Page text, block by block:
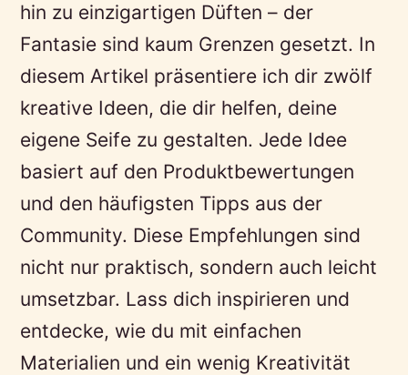
hin zu einzigartigen Düften – der
Fantasie sind kaum Grenzen gesetzt. In
diesem Artikel präsentiere ich dir zwölf
kreative Ideen, die dir helfen, deine
eigene Seife zu gestalten. Jede Idee
basiert auf den Produktbewertungen
und den häufigsten Tipps aus der
Community. Diese Empfehlungen sind
nicht nur praktisch, sondern auch leicht
umsetzbar. Lass dich inspirieren und
entdecke, wie du mit einfachen
Materialien und ein wenig Kreativität